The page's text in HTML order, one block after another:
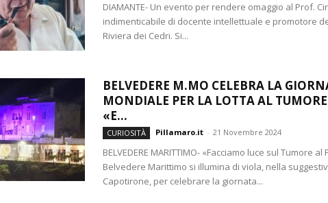
DIAMANTE- Un evento per rendere omaggio al Prof.
indimenticabile di docente intellettuale e promotore
Riviera dei Cedri. Si...
BELVEDERE M.MO CELEBRA LA
MONDIALE PER LA LOTTA AL
«E...
CURIOSITÀ Pillamaro.it - 21 Novembre 2024
BELVEDERE MARITTIMO- «Facciamo luce sul Tumore al
Belvedere Marittimo si illumina di viola, nella
Capotirone, per celebrare la giornata...